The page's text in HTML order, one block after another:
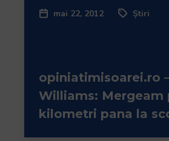
mai 22, 2012 Știri
opiniatimisoarei.ro
Williams: Mergeam
kilometri pana la